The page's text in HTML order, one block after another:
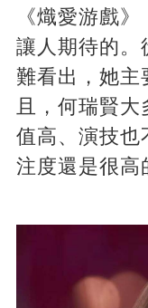
《熾愛游戲
讓人期待的。
難看出，她主
且，何瑞賢
值高、演技也
注度還是很高